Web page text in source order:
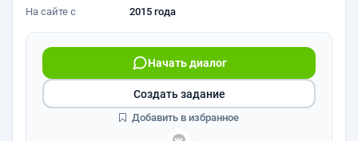
На сайте с
2015 года
Начать диалог
Создать задание
Добавить в избранное